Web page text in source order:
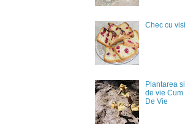
Chec cu
Plantarea
de vie Cum
De Vie